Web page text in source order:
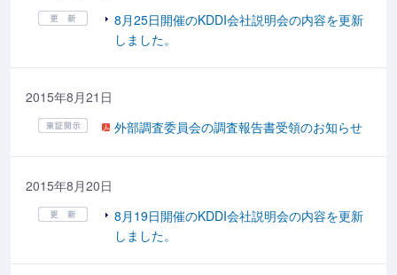
8月25日開催のKDDI会社説明会の内容を更新
しました。
2015年8月21日
外部調査委員会の調査報告書受領のお知らせ
2015年8月20日
8月19日開催のKDDI会社説明会の内容を更新
しました。